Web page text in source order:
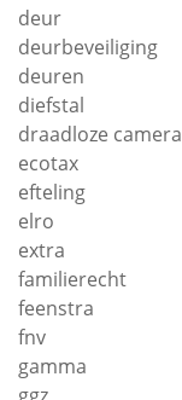
deur
deurbeveiliging
deuren
diefstal
draadloze camera
ecotax
efteling
elro
extra
familierecht
feenstra
fnv
gamma